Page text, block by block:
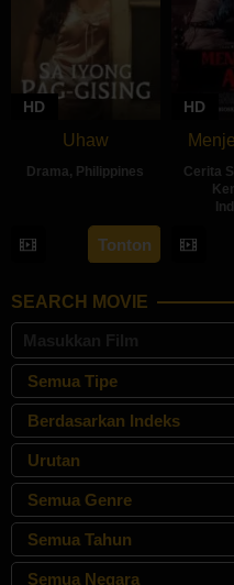
HD
Uhaw
Drama, Philippines
Aug
2024
Bonifacio
Tonton
HD
Cerita
SEARCH MOVIE